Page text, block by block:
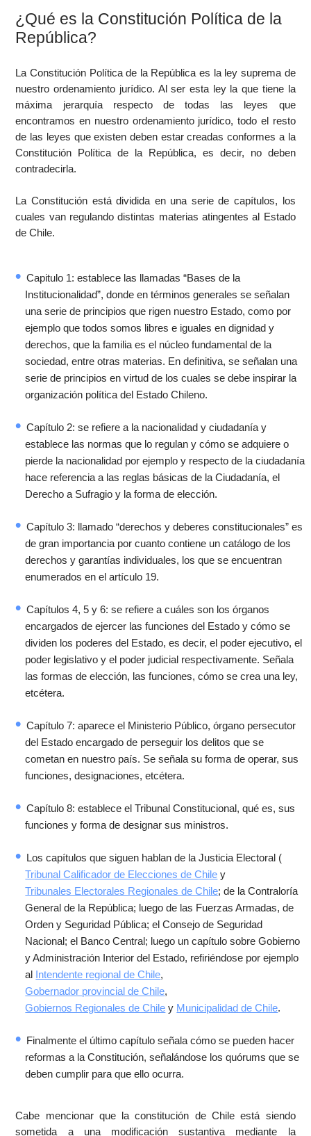
¿Qué es la Constitución Política de la
República?
La Constitución Política de la República es la ley suprema de
nuestro ordenamiento jurídico. Al ser esta ley la que tiene la
máxima jerarquía respecto de todas las leyes que
encontramos en nuestro ordenamiento jurídico, todo el resto
de las leyes que existen deben estar creadas conformes a la
Constitución Política de la República, es decir, no deben
contradecirla.
La Constitución está dividida en una serie de capítulos, los
cuales van regulando distintas materias atingentes al Estado
de Chile.
Capitulo 1: establece las llamadas “Bases de la
Institucionalidad”, donde en términos generales se señalan
una serie de principios que rigen nuestro Estado, como por
ejemplo que todos somos libres e iguales en dignidad y
derechos, que la familia es el núcleo fundamental de la
sociedad, entre otras materias. En definitiva, se señalan una
serie de principios en virtud de los cuales se debe inspirar la
organización política del Estado Chileno.
Capítulo 2: se refiere a la nacionalidad y ciudadanía y
establece las normas que lo regulan y cómo se adquiere o
pierde la nacionalidad por ejemplo y respecto de la ciudadanía
hace referencia a las reglas básicas de la Ciudadanía, el
Derecho a Sufragio y la forma de elección.
Capítulo 3: llamado “derechos y deberes constitucionales” es
de gran importancia por cuanto contiene un catálogo de los
derechos y garantías individuales, los que se encuentran
enumerados en el artículo 19.
Capítulos 4, 5 y 6: se refiere a cuáles son los órganos
encargados de ejercer las funciones del Estado y cómo se
dividen los poderes del Estado, es decir, el poder ejecutivo, el
poder legislativo y el poder judicial respectivamente. Señala
las formas de elección, las funciones, cómo se crea una ley,
etcétera.
Capítulo 7: aparece el Ministerio Público, órgano persecutor
del Estado encargado de perseguir los delitos que se
cometan en nuestro país. Se señala su forma de operar, sus
funciones, designaciones, etcétera.
Capítulo 8: establece el Tribunal Constitucional, qué es, sus
funciones y forma de designar sus ministros.
Los capítulos que siguen hablan de la Justicia Electoral (
Tribunal Calificador de Elecciones de Chile y
Tribunales Electorales Regionales de Chile; de la Contraloría
General de la República; luego de las Fuerzas Armadas, de
Orden y Seguridad Pública; el Consejo de Seguridad
Nacional; el Banco Central; luego un capítulo sobre Gobierno
y Administración Interior del Estado, refiriéndose por ejemplo
al Intendente regional de Chile,
Gobernador provincial de Chile,
Gobiernos Regionales de Chile y Municipalidad de Chile.
Finalmente el último capítulo señala cómo se pueden hacer
reformas a la Constitución, señalándose los quórums que se
deben cumplir para que ello ocurra.
Cabe mencionar que la constitución de Chile está siendo
sometida a una modificación sustantiva mediante la